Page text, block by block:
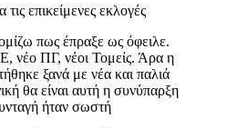
τις επικείμενες εκλογές
πως έπραξε ως όφειλε.
νέο ΠΓ, νέοι Τομείς. Άρα η
ξανά με νέα και παλιά
θα είναι αυτή η συνύπαρξη
ήταν σωστή